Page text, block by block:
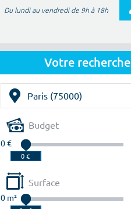
Du lundi au vendredi de 9h à 18h
Votre recherche
Budget
0 €
Surface
0 m²